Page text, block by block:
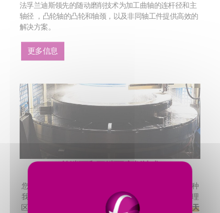
法孚兰迪斯领先的随动磨削技术为加工曲轴的连杆径和主
轴径 ，凸轮轴的凸轮和轴颈，以及非同轴工件提供高效的
解决方案。
更多信息
单端面和双端面磨削技术
您可以选择卧式双端面磨床，立式双端面磨床或任意一种
我们的单端面磨削解决方案，我们将根据您所在特定地理
区域的标准，提供
Gardner（加德纳） 、 Giustina（吉斯天